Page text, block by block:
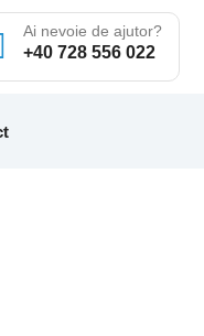
Ai nevoie de ajutor?
+40 728 556 022